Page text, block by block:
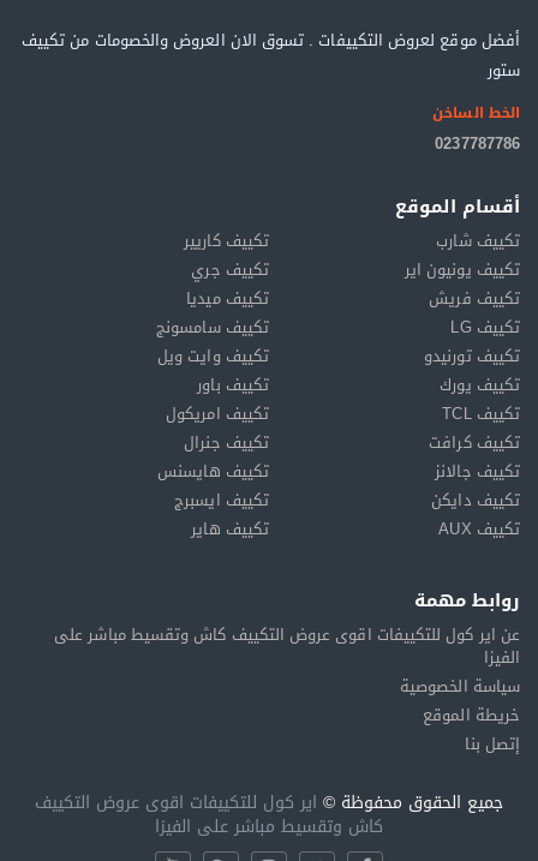
أفضل موقع لعروض التكييفات . تسوق الان العروض والخصومات من تكييف
ستور
الخط الساخن
0237787786
أقسام الموقع
تكييف شارب
تكييف كاريير
تكييف يونيون اير
تكييف جري
تكييف فريش
تكييف ميديا
تكييف LG
تكييف سامسونج
تكييف تورنيدو
تكييف وايت ويل
تكييف يورك
تكييف باور
تكييف TCL
تكييف امريكول
تكييف كرافت
تكييف جنرال
تكييف جالانز
تكييف هايسنس
تكييف دايكن
تكييف ايسبرج
تكييف AUX
تكييف هاير
روابط مهمة
عن اير كول للتكييفات اقوى عروض التكييف كاش وتقسيط مباشر على
الفيزا
سياسة الخصوصية
خريطة الموقع
إتصل بنا
جميع الحقوق محفوظة © اير كول للتكييفات اقوى عروض التكييف
كاش وتقسيط مباشر على الفيزا